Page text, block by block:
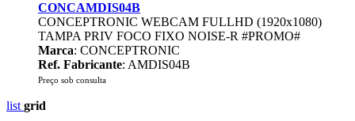
CONCAMDIS04B
CONCEPTRONIC WEBCAM FULLHD (1920x1080)
TAMPA PRIV FOCO FIXO NOISE-R #PROMO#
Marca: CONCEPTRONIC
Ref. Fabricante: AMDIS04B
Preço sob consulta
list grid